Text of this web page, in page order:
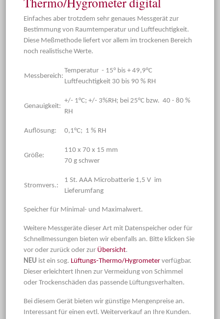
Einfaches aber trotzdem sehr genaues Messgerät zur
Bestimmung von Raumtemperatur und Luftfeuchtigkeit.
Diese Meßmethode liefert vor allem im trockenen Bereich
noch realistische Werte.
Messbereich:
Temperatur - 15° bis + 49,9°C
Luftfeuchtigkeit 30 bis 90 % RH
Genauigkeit:
+/- 1°C; +/- 3%RH; bei 25°C bzw. 40 - 80 %
RH
Auflösung: 0,1°C; 1 % RH
Größe:
110 x 70 x 15 mm
70 g schwer
Stromvers.:
1 St. AAA Microbatterie 1,5 V im
Lieferumfang
Speicher für Minimal- und Maximalwert.
Weitere Messgeräte dieser Art mit Datenspeicher oder für
Schnellmessungen bieten wir ebenfalls an. Bitte klicken Sie
vor oder zurück oder zur Übersicht.
NEU ist ein sog. Lüftungs-Thermo/Hygrometer verfügbar.
Dieser erleichtert Ihnen zur Vermeidung von Schimmel
oder Trockenschäden das passende Lüftungsverhalten.
Bei diesem Gerät bieten wir günstige Mengenpreise an.
Interessant für einen evtl. Weiterverkauf an Ihre Kunden.